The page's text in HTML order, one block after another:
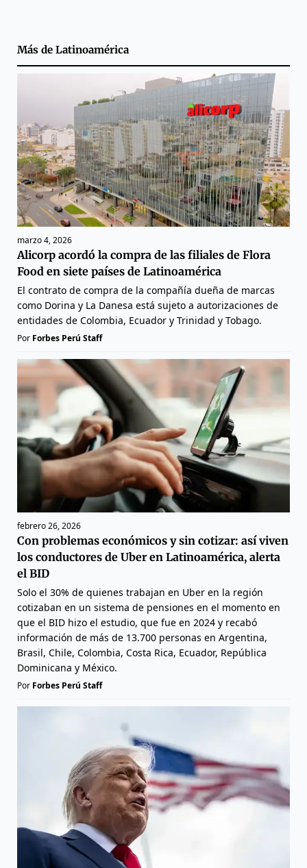
Más de Latinoamérica
marzo 4, 2026
Alicorp acordó la compra de las filiales de Flora
Food en siete países de Latinoamérica
El contrato de compra de la compañía dueña de marcas
como Dorina y La Danesa está sujeto a autorizaciones de
entidades de Colombia, Ecuador y Trinidad y Tobago.
Por Forbes Perú Staff
febrero 26, 2026
Con problemas económicos y sin cotizar: así viven
los conductores de Uber en Latinoamérica, alerta
el BID
Solo el 30% de quienes trabajan en Uber en la región
cotizaban en un sistema de pensiones en el momento en
que el BID hizo el estudio, que fue en 2024 y recabó
información de más de 13.700 personas en Argentina,
Brasil, Chile, Colombia, Costa Rica, Ecuador, República
Dominicana y México.
Por Forbes Perú Staff